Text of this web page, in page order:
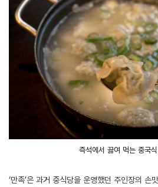
즉석에서 끓여 먹는 중국
‘만족’은 과거 중식당을 운영했던 주인장의 손